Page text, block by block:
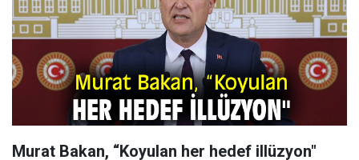
Murat Bakan, “Koyulan her hedef illüzyon"